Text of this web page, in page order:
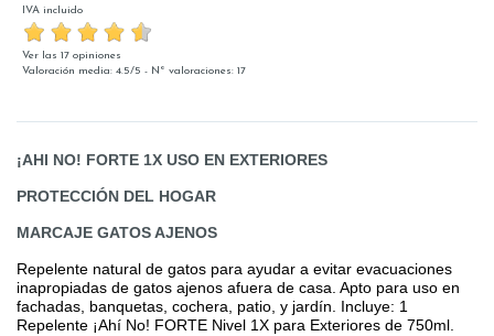
IVA incluido
Ver las 17 opiniones
Valoración media: 4.5/5 - Nº valoraciones: 17
¡AHI NO! FORTE 1X USO EN EXTERIORES
PROTECCIÓN DEL HOGAR
MARCAJE GATOS AJENOS
Repelente natural de gatos para ayudar a evitar evacuaciones
inapropiadas de gatos ajenos afuera de casa. Apto para uso en
fachadas, banquetas, cochera, patio, y jardín. Incluye: 1
Repelente ¡Ahí No! FORTE Nivel 1X para Exteriores de 750ml.